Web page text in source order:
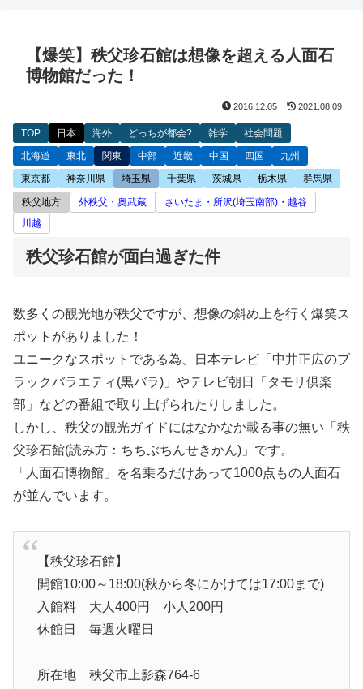
【爆笑】秩父珍石館は想像を超える人面石
博物館だった！
2016.12.05 2021.08.09
TOP 日本 海外 どっちが都会? 雑学 社会問題
北海道 東北 関東 中部 近畿 中国 四国 九州
東京都 神奈川県 埼玉県 千葉県 茨城県 栃木県 群馬県
秩父地方 外秩父・奥武蔵 さいたま・所沢(埼玉南部)・越谷
川越
秩父珍石館が面白過ぎた件
数多くの観光地が秩父ですが、想像の斜め上を行く爆笑ス
ポットがありました！
ユニークなスポットである為、日本テレビ「中井正広のブ
ラックバラエティ(黒バラ)」やテレビ朝日「タモリ倶楽
部」などの番組で取り上げられたりしました。
しかし、秩父の観光ガイドにはなかなか載る事の無い「秩
父珍石館(読み方：ちちぶちんせきかん)」です。
「人面石博物館」を名乗るだけあって1000点もの人面石
が並んでいます。
【秩父珍石館】
開館10:00～18:00(秋から冬にかけては17:00まで)
入館料 大人400円 小人200円
休館日 毎週火曜日
所在地 秩父市上影森764-6